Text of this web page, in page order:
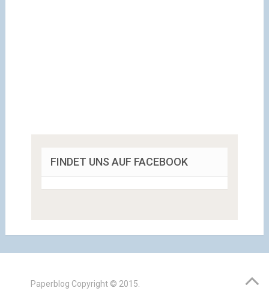
FINDET UNS AUF FACEBOOK
Paperblog Copyright © 2015.